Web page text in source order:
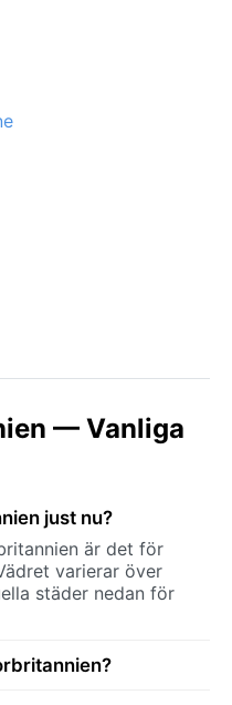
— Vanliga
just nu?
är det för
varierar över
städer nedan för